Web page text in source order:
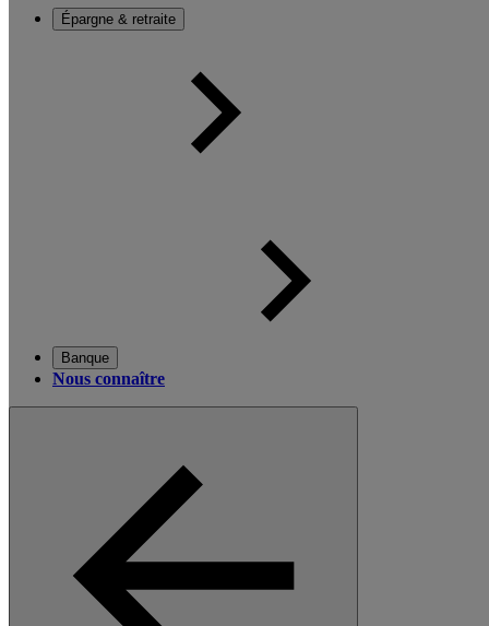
Épargne & retraite
Banque
Nous connaître